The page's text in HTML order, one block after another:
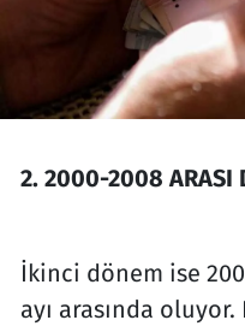
2. 2000-2008 ARASI
İkinci dönem ise
ayı arasında